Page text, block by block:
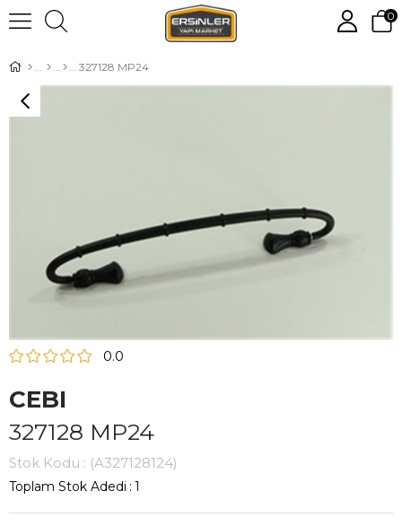
0
327128 MP24
0.0
CEBI
327128 MP24
Stok Kodu (A327128124)
Toplam Stok Adedi : 1